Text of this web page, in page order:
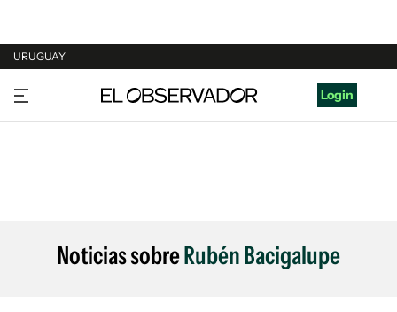
URUGUAY
URUGUAY
ARGENTINA
Login
Noticias sobreRubén Bacigalupe